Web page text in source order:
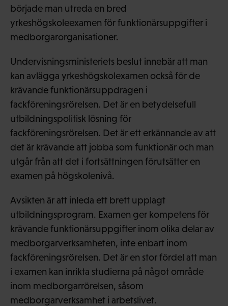
började man utreda en bred
yrkeshögskoleexamen för funktionärsuppgifter i
medborgarorganisationer.
Undervisningsministeriets beslut innebär att man
kan avlägga yrkeshögskolexamen också för de
krävande funktionärsuppdragen i
fackföreningsrörelsen. Det är en betydelsefull
utbildningspolitisk lösning för
fackföreningsrörelsen. Det är ett erkännande av att
det är krävande att jobba som funktionär och man
utgår från att det i fortsättningen förutsätter en
examen på högskolenivå.
Avsikten är att inleda ett brett upplagt
utbildningsprogram. Examen ger kompetens för
krävande funktionärsuppgifter inom olika delar av
medborgarverksamheten, inte enbart inom
fackföreningsrörelsen. Det är en stor fördel att man
i examen kan inrikta studierna på något område
inom medborgarrörelsen, såsom
medborgarverksamhet i arbetslivet.